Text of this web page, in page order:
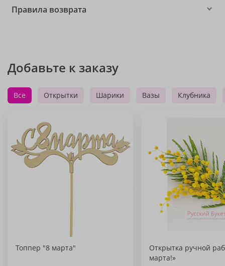
Правила возврата
Добавьте к заказу
Все Открытки Шарики Вазы Клубника
Топпер "8 марта"
Открытка ручной
марта!»